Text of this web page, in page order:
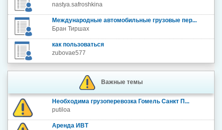
nastya.safroshkina
Международные автомобильные грузовые пер...
Бран Тиршах
как пользоваться
zubovae577
Важные темы
Необходима грузоперевозка Гомель Санкт П...
putiloa
Аренда ИВТ